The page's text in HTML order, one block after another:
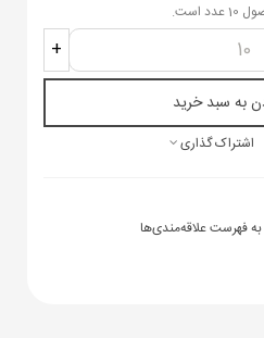
+
به سبد خرید
اشتراک گذاری
به فهرست علاقه‌مندی‌ها